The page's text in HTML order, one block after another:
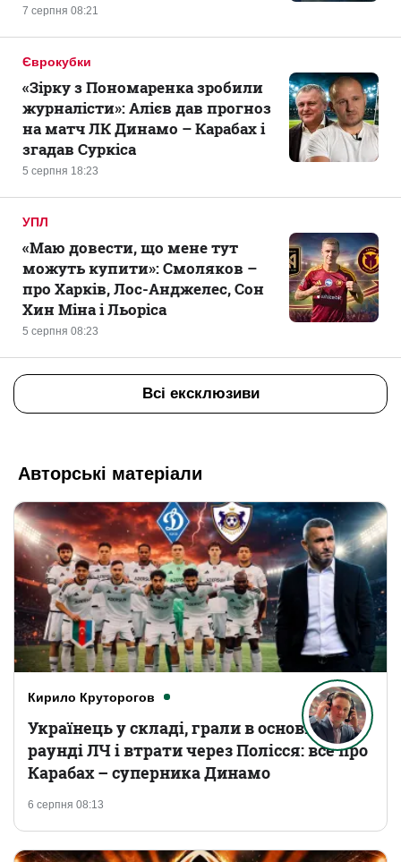
7 серпня 08:21
Єврокубки
5 серпня 18:23
«Зірку з Пономаренка зробили
журналісти»: Алієв дав прогноз
на матч ЛК Динамо – Карабах і
згадав Суркіса
УПЛ
5 серпня 08:23
«Маю довести, що мене тут
можуть купити»: Смоляков –
про Харків, Лос-Анджелес, Сон
Хин Міна і Льоріса
Всі ексклюзиви
Авторські матеріали
Кирило Круторогов
6 серпня 08:13
Українець у складі, грали в основному
раунді ЛЧ і втрати через Полісся: все про
Карабах – суперника Динамо